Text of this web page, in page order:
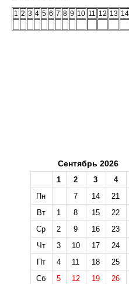
1 2 3 4 5 6 7 8 9 10 11 12 13 14
Сентябрь 2026
1 2 3 4
Пн
7 14 21
Вт
1 8 15 22
Ср
2 9 16 23
Чт
3 10 17
24
Пт
4 11 18
25
Сб
5 12 19
26